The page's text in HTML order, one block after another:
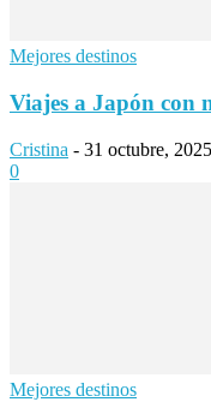
Mejores destinos
Viajes a Japón con
Cristina - 31 octubre, 2025
0
Mejores destinos